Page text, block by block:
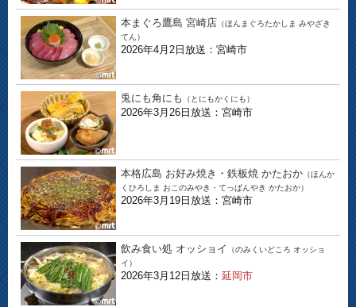
本まぐろ鷹島 宮崎店 （ほんまぐろたかしま みやざき
てん）
2026年4月2日放送：宮崎市
兎にも角にも （とにもかくにも）
2026年3月26日放送：宮崎市
本格広島 お好み焼き・鉄板焼 かたおか （ほんか
くひろしま おこのみやき・てっぱんやき かたおか）
2026年3月19日放送：宮崎市
飲み食い処 オッショイ
（のみくいどころ オッショ
イ）
2026年3月12日放送： 延岡市